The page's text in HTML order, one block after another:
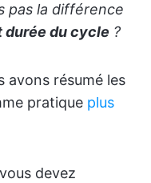
pas la différence
durée du cycle ?
avons résumé les
pratique plus
devez